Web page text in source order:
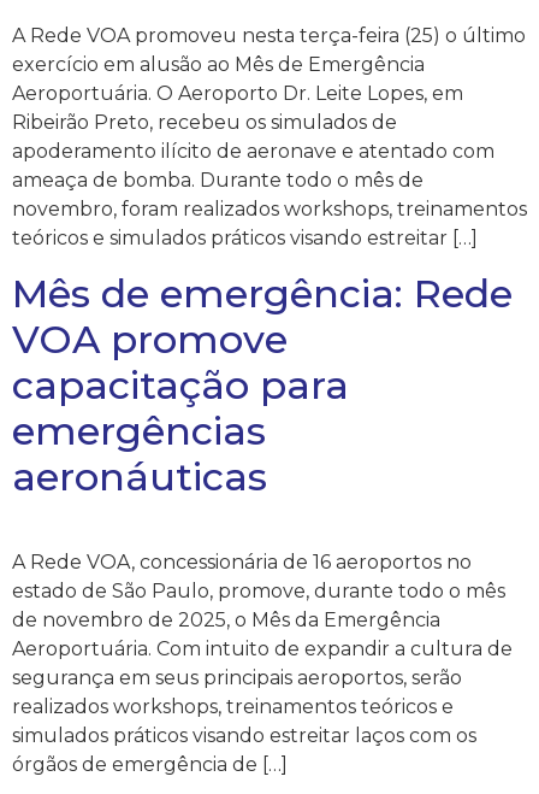
A Rede VOA promoveu nesta terça-feira (25) o último
exercício em alusão ao Mês de Emergência
Aeroportuária. O Aeroporto Dr. Leite Lopes, em
Ribeirão Preto, recebeu os simulados de
apoderamento ilícito de aeronave e atentado com
ameaça de bomba. Durante todo o mês de
novembro, foram realizados workshops, treinamentos
teóricos e simulados práticos visando estreitar […]
Mês de emergência: Rede
VOA promove
capacitação para
emergências
aeronáuticas
A Rede VOA, concessionária de 16 aeroportos no
estado de São Paulo, promove, durante todo o mês
de novembro de 2025, o Mês da Emergência
Aeroportuária. Com intuito de expandir a cultura de
segurança em seus principais aeroportos, serão
realizados workshops, treinamentos teóricos e
simulados práticos visando estreitar laços com os
órgãos de emergência de […]